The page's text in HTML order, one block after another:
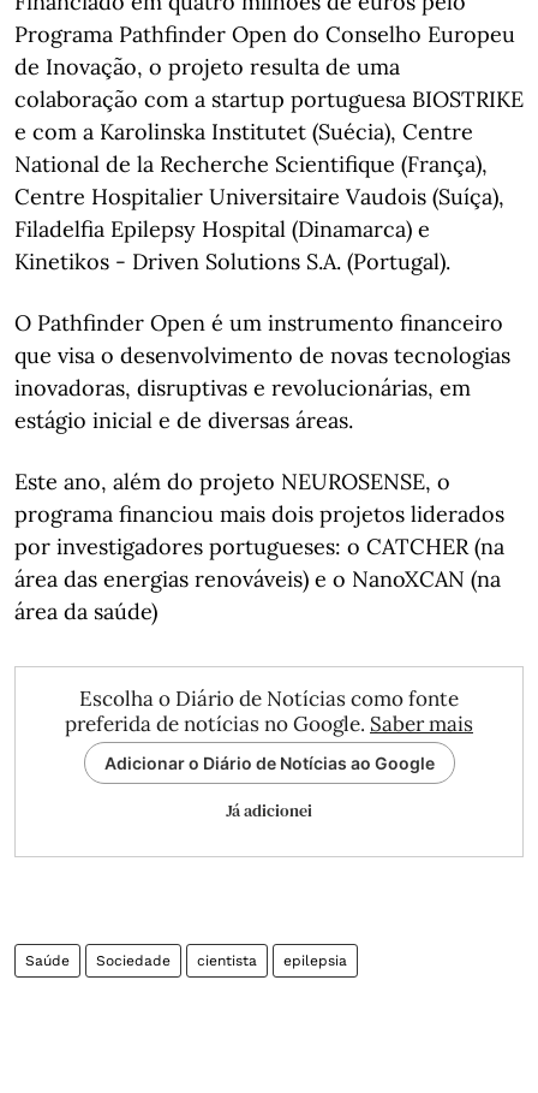
Programa Pathfinder Open do Conselho Europeu
de Inovação, o projeto resulta de uma
colaboração com a startup portuguesa BIOSTRIKE
e com a Karolinska Institutet (Suécia), Centre
National de la Recherche Scientifique (França),
Centre Hospitalier Universitaire Vaudois (Suíça),
Filadelfia Epilepsy Hospital (Dinamarca) e
Kinetikos - Driven Solutions S.A. (Portugal).
O Pathfinder Open é um instrumento financeiro
que visa o desenvolvimento de novas tecnologias
inovadoras, disruptivas e revolucionárias, em
estágio inicial e de diversas áreas.
Este ano, além do projeto NEUROSENSE, o
programa financiou mais dois projetos liderados
por investigadores portugueses: o CATCHER (na
área das energias renováveis) e o NanoXCAN (na
área da saúde)
Escolha o Diário de Notícias como fonte
preferida de notícias no Google. Saber mais
Adicionar o Diário de Notícias ao Google
Já adicionei
Saúde Sociedade cientista epilepsia